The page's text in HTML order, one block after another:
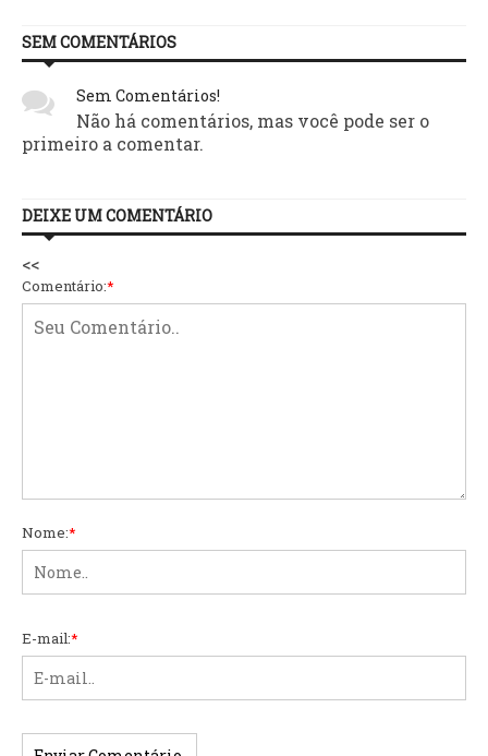
SEM COMENTÁRIOS
Sem Comentários!
Não há comentários, mas você pode ser o
primeiro a comentar.
DEIXE UM COMENTÁRIO
<<
Comentário:*
Nome:*
E-mail:*